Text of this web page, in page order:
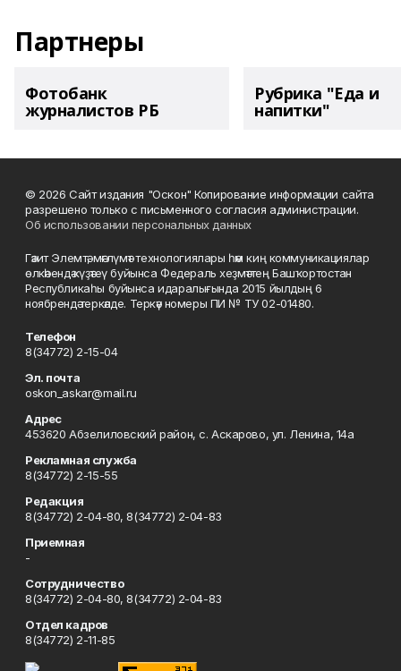
Партнеры
Фотобанк
журналистов РБ
Рубрика "Еда и
напитки"
© 2026 Сайт издания "Оскон" Копирование информации сайта
разрешено только с письменного согласия администрации.
Об использовании персональных данных
Гәзит Элемтә, мәғлүмәт технологиялары һәм киң коммуникациялар
өлкәһендә күҙәтеү буйынса Федераль хеҙмәттең Башҡортостан
Республикаһы буйынса идаралығында 2015 йылдың 6
ноябрендә теркәлде. Теркәү номеры ПИ № ТУ 02-01480.
Телефон
8(34772) 2-15-04
Эл. почта
oskon_askar@mail.ru
Адрес
453620 Абзелиловский район, с. Аскарово, ул. Ленина, 14а
Рекламная служба
8(34772) 2-15-55
Редакция
8(34772) 2-04-80, 8(34772) 2-04-83
Приемная
-
Сотрудничество
8(34772) 2-04-80, 8(34772) 2-04-83
Отдел кадров
8(34772) 2-11-85